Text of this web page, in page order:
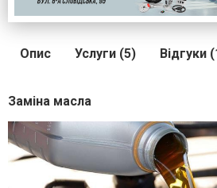
Опис Услуги (5) Відгуки
Заміна масла